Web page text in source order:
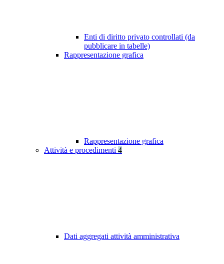
Enti di diritto privato controllati (da
pubblicare in tabelle)
Rappresentazione grafica
Rappresentazione grafica
Attività e procedimenti 4
Dati aggregati attività amministrativa